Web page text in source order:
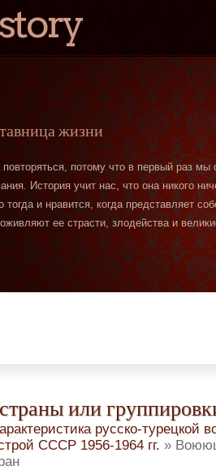
жизни
потому что в первый раз
История учит нас, что она никого
тогда и нравится, когда представляет
ее страсти, злодейства и
или
русско-турецкой
СССР 1956-1964 гг. »